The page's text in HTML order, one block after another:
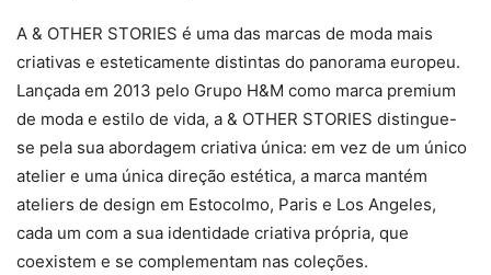
A & OTHER STORIES é uma das marcas de moda mais
criativas e esteticamente distintas do panorama europeu.
Lançada em 2013 pelo Grupo H&M como marca premium
de moda e estilo de vida, a & OTHER STORIES distingue-
se pela sua abordagem criativa única: em vez de um único
atelier e uma única direção estética, a marca mantém
ateliers de design em Estocolmo, Paris e Los Angeles,
cada um com a sua identidade criativa própria, que
coexistem e se complementam nas coleções.